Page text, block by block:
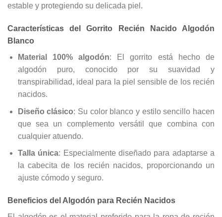
estable y protegiendo su delicada piel.
Características del Gorrito Recién Nacido Algodón
Blanco
Material 100% algodón: El gorrito está hecho de
algodón puro, conocido por su suavidad y
transpirabilidad, ideal para la piel sensible de los recién
nacidos.
Diseño clásico: Su color blanco y estilo sencillo hacen
que sea un complemento versátil que combina con
cualquier atuendo.
Talla única: Especialmente diseñado para adaptarse a
la cabecita de los recién nacidos, proporcionando un
ajuste cómodo y seguro.
Beneficios del Algodón para Recién Nacidos